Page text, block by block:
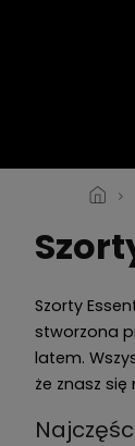
Szorty
stworzona
latem.
że znasz się